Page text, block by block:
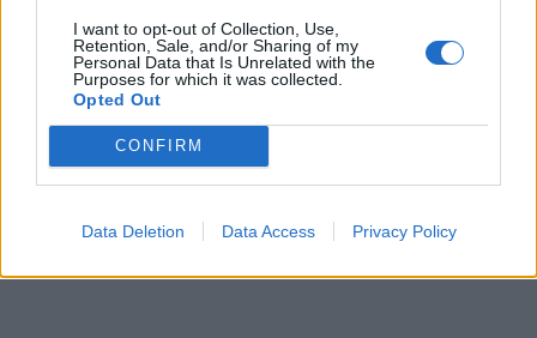
I want to opt-out of Collection, Use,
Retention, Sale, and/or Sharing of my
Personal Data that Is Unrelated with the
Purposes for which it was collected.
Opted Out
CONFIRM
Data Deletion Data Access Privacy Policy